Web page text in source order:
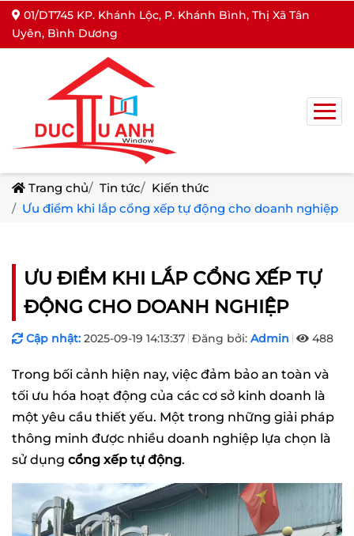
01/DT745 KP. Khánh Lộc, P. Khánh Bình, Thị Xã Tân
Uyên, Bình Dương
Trang chủ Tin tức
Kiến thức
Ưu điểm khi lắp cổng xếp tự động cho doanh nghiệp
ƯU ĐIỂM KHI LẮP CỔNG XẾP TỰ
ĐỘNG CHO DOANH NGHIỆP
Cập nhật: 2025-09-19 14:13:37 Đăng bởi: Admin 488
Trong bối cảnh hiện nay, việc đảm bảo an toàn và
tối ưu hóa hoạt động của các cơ sở kinh doanh là
một yêu cầu thiết yếu. Một trong những giải pháp
thông minh được nhiều doanh nghiệp lựa chọn là
sử dụng cổng xếp tự động.